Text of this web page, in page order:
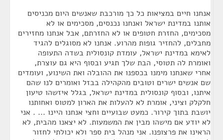
אנחנו חיים במציאות כל כך מורכבת שאנשים היום מכניסים
אותנו במדינת ישראל ואנחנו נכנסים, מסכימים או לא
מסכימים, החזרת חטופים או לא החזרתם, אבל אנחנו מחזירים
מחבלים, להחזיר גופות מהרוע. אנחנו לא מסוגלים להגיד
לאימא במדינת ישראל, עומדת קונסולית בשדה התעופה
ואומרת לה תטוסי, הבת שלך תגיע ובסוף היא גם עוצרת,
אחרי שאנחנו מימנו בכספנו את ההובלה ואת השינוע, ועומדים
שם אנשים ישרים וטובים מהקהילה בבזל ואומרים לנו שהם
איתנו, ובסוף קונסולית במדינת ישראל, בגלל איזשהו טיעון
חלקלק וציני, אומרת לא להעלות את הארון למטוס ואחותנו
יושבת בתוך קירור. כמעט שבועיים וחצי אנחנו היינו ... . אני
לא יודע אם מישהו מבין את המשמעות. לא יצאנו מהבית, לא
הראינו את פרצופנו. אני מנהל בית ספר ולא יכולתי לחזור